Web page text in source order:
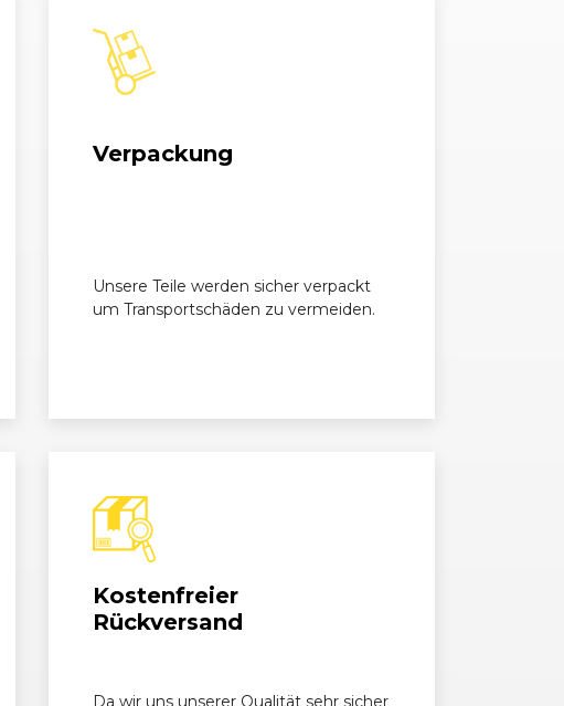
Verpackung
Unsere Teile werden sicher verpackt
um Transportschäden zu vermeiden.
Kostenfreier
Rückversand
Da wir uns unserer Qualität sehr sicher